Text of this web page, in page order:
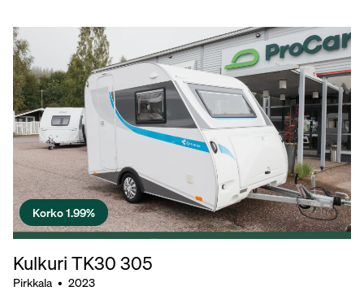
Korko 1.99%
Kulkuri TK30 305
Pirkkala • 2023